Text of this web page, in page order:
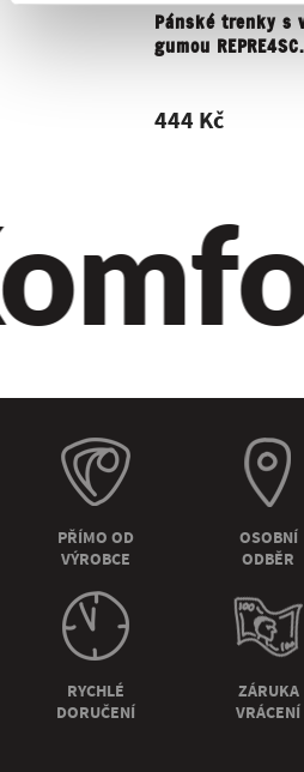
Pánské trenky s
gumou
444 Kč
PŘÍMO OD
VÝROBCE
OSOBNÍ
ODBĚR
RYCHLÉ
DORUČENÍ
ZÁRUKA
VRÁCENÍ